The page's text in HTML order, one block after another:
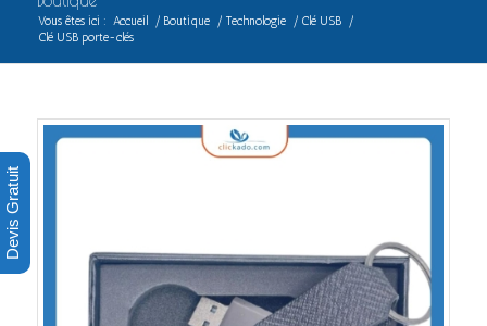
Vous êtes ici : Accueil / Boutique / Technologie / Clé USB
/
Clé USB porte-clés
Devis Gratuit